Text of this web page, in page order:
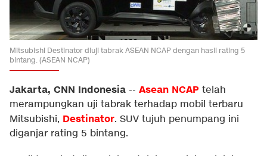
Mitsubishi Destinator diuji tabrak ASEAN NCAP dengan hasil rating 5
bintang. (ASEAN NCAP)
Jakarta, CNN Indonesia -- Asean NCAP telah
merampungkan uji tabrak terhadap mobil terbaru
Mitsubishi, Destinator. SUV tujuh penumpang ini
diganjar rating 5 bintang.